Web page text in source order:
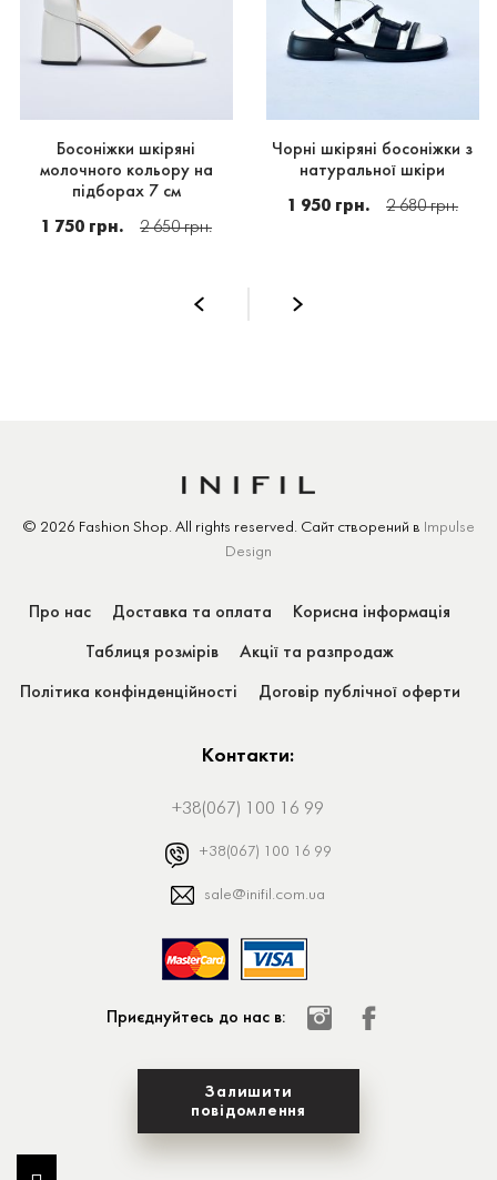
Босоніжки шкіряні
молочного кольору на
підборах 7 см
1 750 грн. 2 650 грн.
Чорні шкіряні босоніжки з
натуральної шкіри
1 950 грн. 2 680 грн.
© 2026 Fashion Shop. All rights reserved. Сайт створений в
Impulse
Design
Про нас Доставка та оплата Корисна інформація
Таблиця розмірів Акції та разпродаж
Політика конфінденційності Договір публічної оферти
Контакти:
+38(067) 100 16 99
+38(067) 100 16 99
sale@inifil.com.ua
Приєднуйтесь до нас в:
Залишити
повідомлення